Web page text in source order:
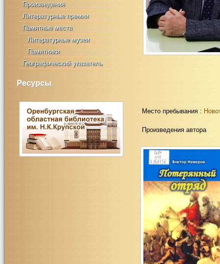
Произведения
Литературные премии
Памятные места
Литературные музеи
Памятники
Географический указатель
Ресурсы
Место пребывания :
Произведения автора